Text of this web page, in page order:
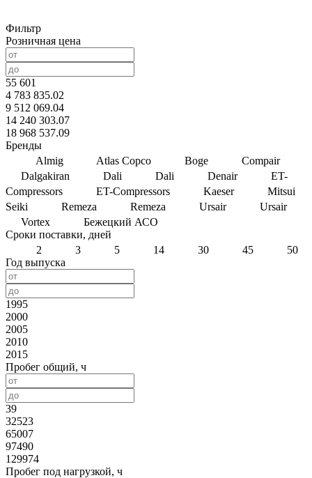
Фильтр
Розничная цена
55 601
4 783 835.02
9 512 069.04
14 240 303.07
18 968 537.09
Бренды
Almig
Atlas Copco Boge
Compair
Dalgakiran
Dali Dali Denair
ET-
Compressors
ET-Compressors Kaeser
Mitsui
Seiki
Remeza Remeza Ursair
Ursair
Vortex
Бежецкий АСО
Сроки поставки, дней
2
3 5 14 30 45
50
Год выпуска
1995
2000
2005
2010
2015
Пробег общий, ч
39
32523
65007
97490
129974
Пробег под нагрузкой, ч